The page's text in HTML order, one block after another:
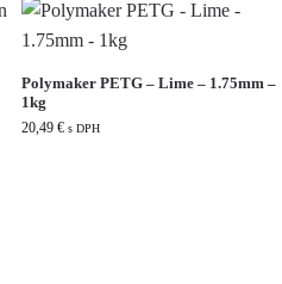
Polymaker PETG – Lime – 1.75mm –
1kg
20,49 € s DPH